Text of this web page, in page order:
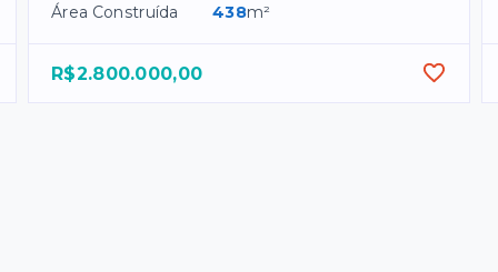
Área Construída
438m²
R$2.800.000,00